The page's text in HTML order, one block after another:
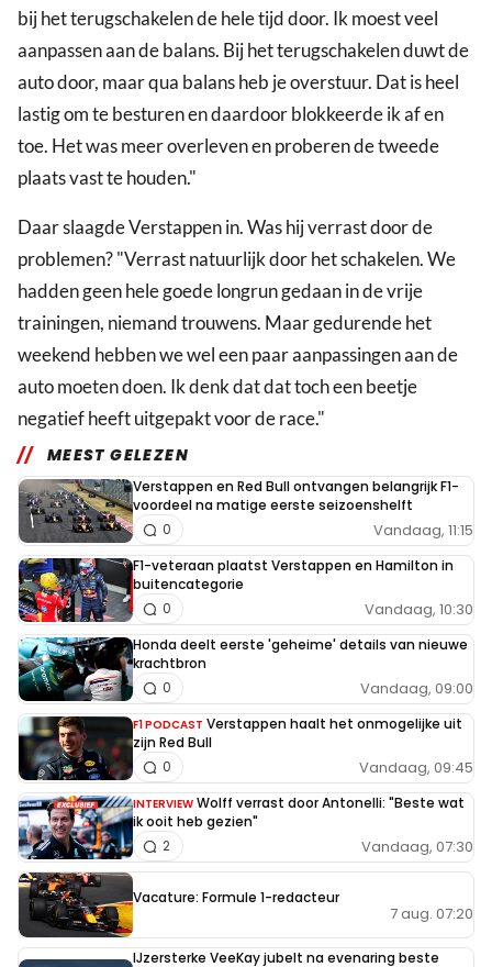
bij het terugschakelen de hele tijd door. Ik moest veel
aanpassen aan de balans. Bij het terugschakelen duwt de
auto door, maar qua balans heb je overstuur. Dat is heel
lastig om te besturen en daardoor blokkeerde ik af en
toe. Het was meer overleven en proberen de tweede
plaats vast te houden."
Daar slaagde Verstappen in. Was hij verrast door de
problemen? "Verrast natuurlijk door het schakelen. We
hadden geen hele goede longrun gedaan in de vrije
trainingen, niemand trouwens. Maar gedurende het
weekend hebben we wel een paar aanpassingen aan de
auto moeten doen. Ik denk dat dat toch een beetje
negatief heeft uitgepakt voor de race."
MEEST GELEZEN
Verstappen en Red Bull ontvangen belangrijk F1-
voordeel na matige eerste seizoenshelft
Vandaag, 11:15
0
F1-veteraan plaatst Verstappen en Hamilton in
buitencategorie
Vandaag, 10:30
0
Honda deelt eerste 'geheime' details van nieuwe
krachtbron
Vandaag, 09:00
0
F1 PODCAST Verstappen haalt het onmogelijke uit
zijn Red Bull
Vandaag, 09:45
0
INTERVIEW Wolff verrast door Antonelli: "Beste wat
ik ooit heb gezien"
Vandaag, 07:30
2
Vacature: Formule 1-redacteur
7 aug. 07:20
IJzersterke VeeKay jubelt na evenaring beste